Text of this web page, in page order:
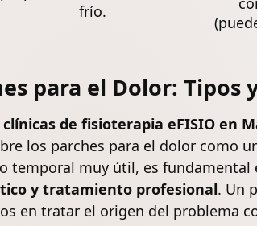
frío.
para el Dolor: Tipos
clínicas de fisioterapia eFISIO en
los parches para el dolor como
temporal muy útil, es fundamental
y tratamiento profesional. Un
en tratar el origen del problema